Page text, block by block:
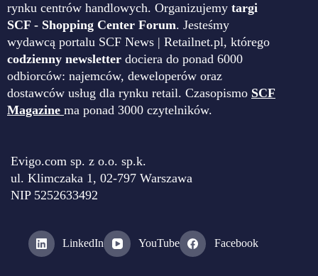
rynku centrów handlowych. Organizujemy targi
SCF - Shopping Center Forum. Jesteśmy
wydawcą portalu SCF News | Retailnet.pl, którego
codzienny newsletter dociera do ponad 6000
odbiorców: najemców, deweloperów oraz
dostawców usług dla rynku retail. Czasopismo SCF
Magazine ma ponad 3000 czytelników.
Evigo.com sp. z o.o. sp.k.
ul. Klimczaka 1, 02-797 Warszawa
NIP 5252633492
LinkedIn YouTube Facebook